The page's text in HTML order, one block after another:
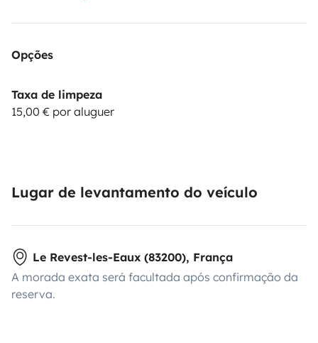
Opções
Taxa de limpeza
15,00 € por aluguer
Lugar de levantamento do veículo
Le Revest-les-Eaux (83200), França
A morada exata será facultada após confirmação da
reserva.